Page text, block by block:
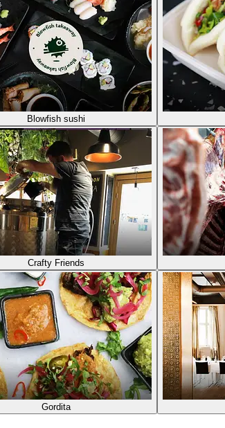
Blowfish sushi
Crafty Friends
Gordita